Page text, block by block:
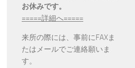
お休みです。
=====詳細へ=====
来所の際には、事前にFAXま
たはメールでご連絡願いま
す。